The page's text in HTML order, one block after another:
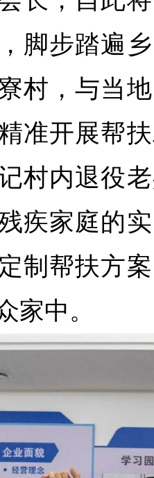
脚步踏遍
村，与当
准开展帮
村内退役
疾家庭的
制帮扶方
家中。